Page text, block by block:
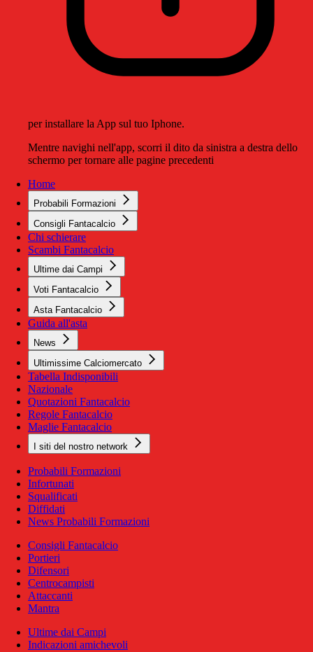
per installare la App sul tuo Iphone.
Mentre navighi nell'app, scorri il dito da sinistra a destra dello
schermo per tornare alle pagine precedenti
Home
Probabili Formazioni
Consigli Fantacalcio
Chi schierare
Scambi Fantacalcio
Ultime dai Campi
Voti Fantacalcio
Asta Fantacalcio
Guida all'asta
News
Ultimissime Calciomercato
Tabella Indisponibili
Nazionale
Quotazioni Fantacalcio
Regole Fantacalcio
Maglie Fantacalcio
I siti del nostro network
Probabili Formazioni
Infortunati
Squalificati
Diffidati
News Probabili Formazioni
Consigli Fantacalcio
Portieri
Difensori
Centrocampisti
Attaccanti
Mantra
Ultime dai Campi
Indicazioni amichevoli